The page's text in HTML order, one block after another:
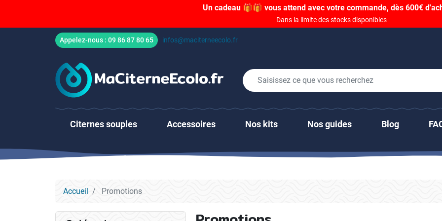
Un cadeau 🎁🎁 vous attend avec votre commande, dès 600€
Dans la limite des stocks disponibles
Appelez-nous : 09 86 87 80 65 infos@maciterneecolo.fr
Citernes souples Accessoires Nos kits Nos guides Blog
Accueil Promotions